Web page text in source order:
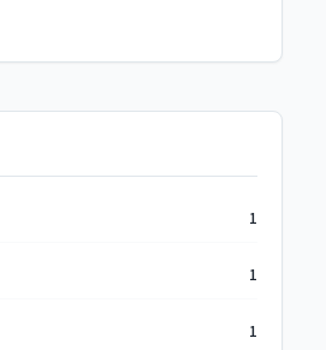
1
1
1